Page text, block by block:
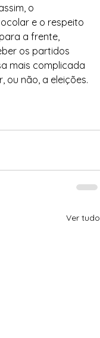
o
e o respeito
a frente,
os partidos
mais complicada
ou não, a eleições.
Ver tudo